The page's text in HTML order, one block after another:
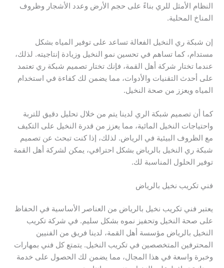
النظام الأمثل للري بناءً على حجم الأرض وعدد الأشجار وظروف
المناخ المحلية.
إن شبكة ري النخيل الفعالة تساعد على توفير المياه بشكل
مستدام، كما تساهم في تحسين نمو النخيل وزيادة إنتاجيته. لذلك،
عندما تختار شركة أهل القمة، فإنك تختار تصميم شبكة ري تعتمد
على أحدث التقنيات والأدوات، مما يضمن لك كفاءة في استخدام
المياه ويعزز من صحة النخيل.
كما أن تصميم شبكة الري لدينا يتم من خلال تحليل دقيق للتربة
واحتياجات النخيل المائية، مما يعزز من قدرة النخيل على التكيف
مع الظروف البيئية في الرياض. لذلك، إذا كنت تبحث عن تصميم
شبكة ري النخيل بالرياض بشكل احترافي، يمكن لشركة أهل القمة
توفير الحلول المناسبة لك.
فني تكريب نخيل بالرياض
يعتبر فني تكريب نخيل بالرياض من العناصر الأساسية في الحفاظ
على صحة النخيل وتحفيز نموه بشكل سليم. في شركة تكريب
النخيل بالرياض مؤسسة أهل القمة، لدينا فريق من الفنيين
المحترفين المتخصصين في تكريب النخيل. يتمتع كل فني بمهارات
وخبرة واسعة في هذا المجال، مما يضمن لك الحصول على خدمة